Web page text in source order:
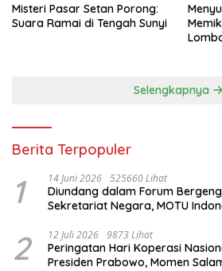
Misteri Pasar Setan Porong:
Suara Ramai di Tengah Sunyi
Selengkapnya
Berita Terpopuler
1 14 Juni 2026 525660 Lihat
Diundang dalam Forum
Sekretariat Negara, MOTU
2 12 Juli 2026 9873 Lihat
Peringatan Hari Koperasi
Presiden Prabowo, Momen